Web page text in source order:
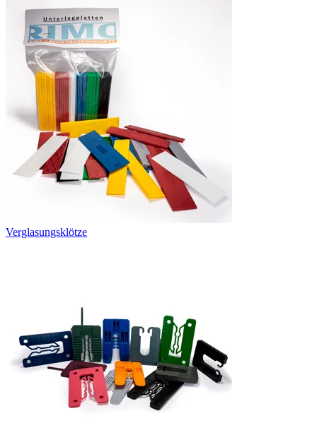
Verglasungsklötze